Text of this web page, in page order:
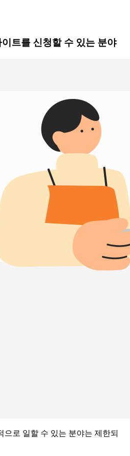
트를 신청할 수 있는 분야
으로 일할 수 있는 분야는 제한되